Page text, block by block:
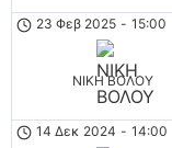
23 Φεβ 2025 - 15:00
ΝΙΚΗ ΒΟΛΟΥ
14 Δεκ 2024 - 14:00